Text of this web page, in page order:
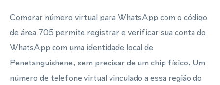
Comprar número virtual para WhatsApp com o código
de área 705 permite registrar e verificar sua conta do
WhatsApp com uma identidade local de
Penetanguishene, sem precisar de um chip físico. Um
número de telefone virtual vinculado a essa região do